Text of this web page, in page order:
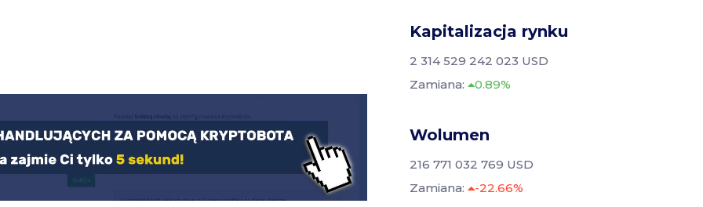
Kapitalizacja rynku
2 314 529 242 023 USD
Zamiana:
0.89%
Wolumen
216 771 032 769 USD
Zamiana:
-22.66%